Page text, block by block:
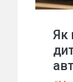
Як